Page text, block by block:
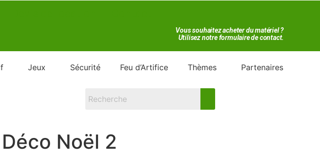
Vous souhaitez acheter du matériel ?
Utilisez notre formulaire de contact.
Jeux Sécurité Feu d’Artifice Thèmes Partenaires
Déco Noël 2